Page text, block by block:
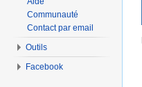
Communauté
Contact par email
Outils
Facebook